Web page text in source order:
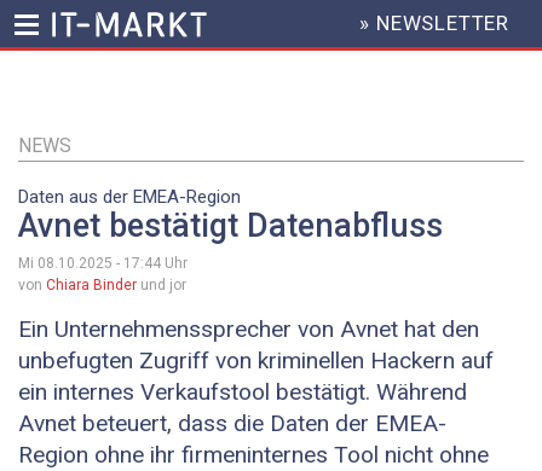
Inhalt
HEADER
MENU
» NEWSLETTER
NEWS
Daten aus der EMEA-Region
Avnet bestätigt Datenabfluss
Mi 08.10.2025 - 17:44 Uhr
von Chiara Binder und jor
Ein Unternehmenssprecher von Avnet hat den
unbefugten Zugriff von kriminellen Hackern auf
ein internes Verkaufstool bestätigt. Während
Avnet beteuert, dass die Daten der EMEA-
Region ohne ihr firmeninternes Tool nicht ohne